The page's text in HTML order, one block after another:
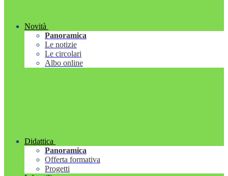
Novità
Panoramica
Le notizie
Le circolari
Albo online
Didattica
Panoramica
Offerta formativa
Progetti